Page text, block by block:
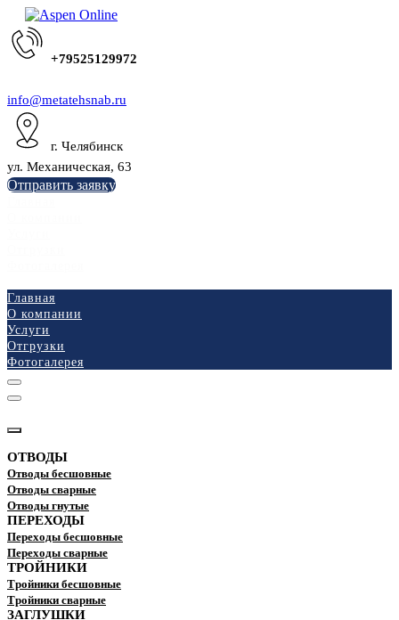
+79525129972
info@metatehsnab.ru
г. Челябинск
ул. Механическая, 63
Отправить заявку
Главная
О компании
Услуги
Отгрузки
Фотогалерея
ОТВОДЫ
Отводы бесшовные
Отводы сварные
Отводы гнутые
ПЕРЕХОДЫ
Переходы бесшовные
Переходы сварные
ТРОЙНИКИ
Тройники бесшовные
Тройники сварные
ЗАГЛУШКИ